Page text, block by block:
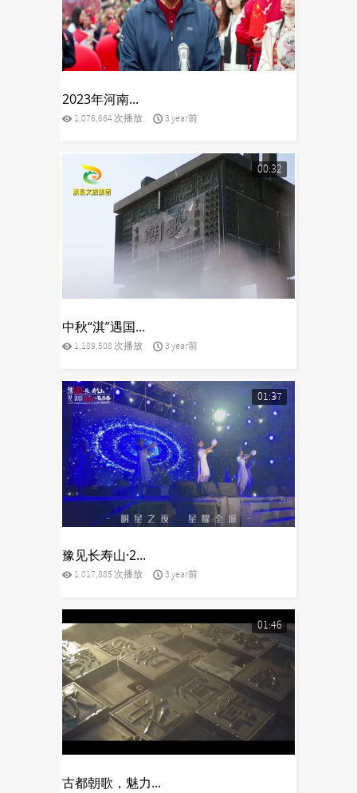
2023年河南...
1,076,664 次播放 3 year前
00:32
中秋“淇”遇国...
1,189,508 次播放 3 year前
01:37
豫见长寿山·2...
1,017,885 次播放 3 year前
01:46
古都朝歌，魅力...